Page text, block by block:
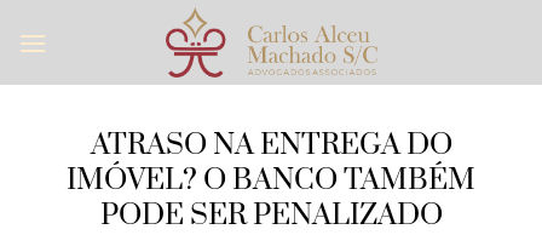
ATRASO NA ENTREGA DO
IMÓVEL? O BANCO TAMBÉM
PODE SER PENALIZADO